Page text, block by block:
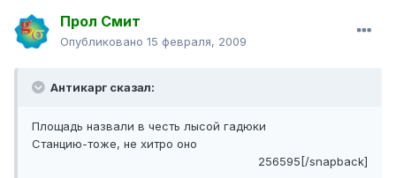
Прол Смит
Опубликовано 15 февраля, 2009
Антикарг сказал:
Площадь назвали в честь лысой гадюки
Станцию-тоже, не хитро оно
256595[/snapback]